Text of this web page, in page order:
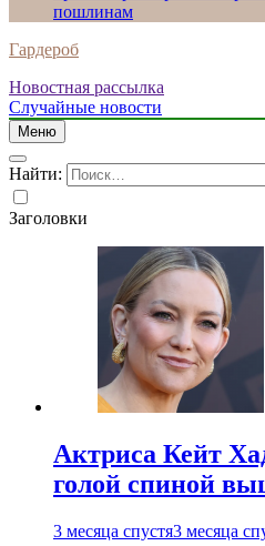
пошлинам
Гардероб
Новостная рассылка
Случайные новости
Меню
Найти:
Заголовки
Актриса Кейт
голой спиной
3 месяца спустя3 месяца